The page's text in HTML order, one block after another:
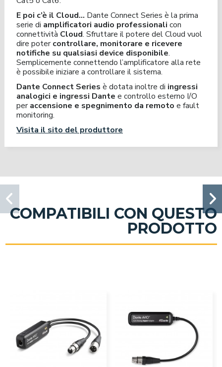
E poi c’è il Cloud… Dante Connect Series è la prima
serie di amplificatori audio professionali con
connettività Cloud. Sfruttare il potere del Cloud vuol
dire potercontrollare, monitorare e ricevere
notifiche su qualsiasi device disponibile.
Semplicemente connettendo l’amplificatore alla rete
è possibile iniziare a controllare il sistema.
Dante Connect Series è dotata inoltre di ingressi
analogici e ingressi Dante e controllo esterno I/O
peraccensione e spegnimento da remoto e fault
monitoring.
Visita il sito del produttore
COMPATIBILI CON QUESTO
PRODOTTO